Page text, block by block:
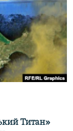
Титан»